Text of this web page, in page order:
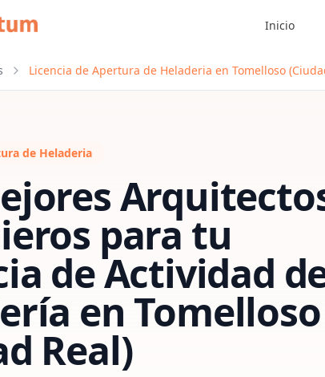
Inicio
Licencia de Apertura de Heladeria en Tomelloso
de Heladeria
para tu
de Actividad
en Tomelloso
Real)